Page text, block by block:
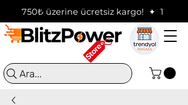
750₺ üzerine ücretsiz kargo!  ✦
Ara...